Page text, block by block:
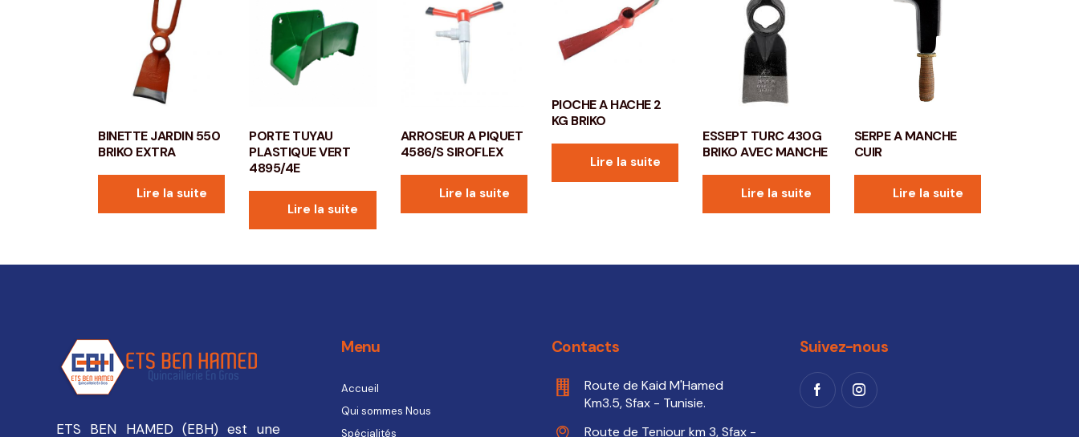
BINETTE JARDIN 550
BRIKO EXTRA
Lire la suite
PORTE TUYAU
PLASTIQUE VERT
4895/4E
Lire la suite
ARROSEUR A PIQUET
4586/S SIROFLEX
Lire la suite
PIOCHE A HACHE 2
KG BRIKO
Lire la suite
ESSEPT TURC 430G
BRIKO AVEC MANCHE
Lire la suite
SERPE A MANCHE
CUIR
Lire la suite
ETS BEN HAMED (EBH) est une
Menu
Accueil
Qui sommes Nous
Spécialités
Contacts
Route de Kaid M'Hamed
Km3.5, Sfax - Tunisie.
Route de Teniour km 3, Sfax -
Suivez-nous